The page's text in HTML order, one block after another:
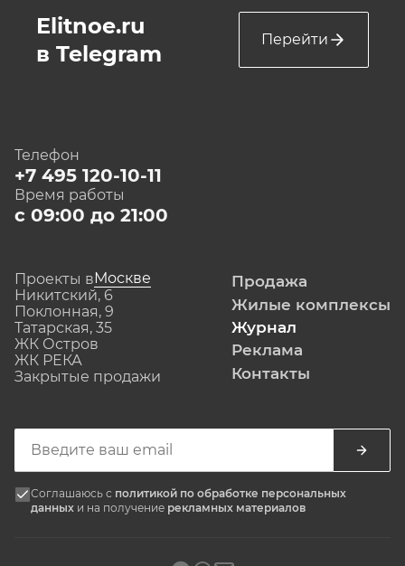
Elitnoe.ru
в Telegram
Перейти
Телефон
+7 495 120-10-11
Время работы
с 09:00 до 21:00
Проекты вМоскве
Никитский, 6
Поклонная, 9
Татарская, 35
ЖК Остров
ЖК РЕКА
Закрытые продажи
Продажа
Жилые комплексы
Журнал
Реклама
Контакты
Соглашаюсь с политикой по обработке персональных
данных и на получение рекламных материалов